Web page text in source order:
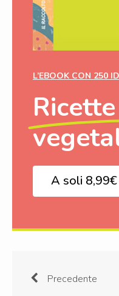
L’EBOOK CON 250
A soli 8,99€
Precedente